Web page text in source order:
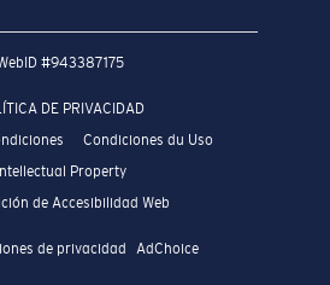
#943387175
DE PRIVACIDAD
Condiciones du Uso
Intellectual Property
de Accesibilidad Web
de privacidad AdChoice